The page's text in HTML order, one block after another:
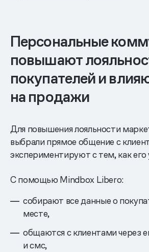
Персональные
повышают
покупателей и
на продажи
Для повышения лояльности
выбрали прямое общение с
экспериментируют с тем, как его
С помощью Mindbox Libero:
собирают все данные о
месте,
общаются с клиентами через
и смс,